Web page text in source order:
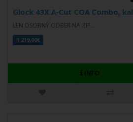
Glock 43X A‑Cut COA Combo,
LEN OSOBNÝ ODBER NA ZP!..
1 219,00€
INFO